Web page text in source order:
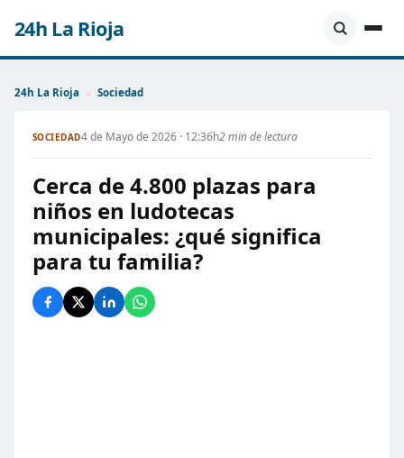
24h La Rioja
24h La Rioja › Sociedad
SOCIEDAD4 de Mayo de 2026 · 12:36h2 min de lectura
Cerca de 4.800 plazas para
niños en ludotecas
municipales: ¿qué significa
para tu familia?